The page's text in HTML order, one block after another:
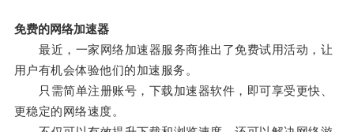
免费的网络加速器
最近，一家网络加速器服务商推出了免费试用活动，让
用户有机会体验他们的加速服务。
只需简单注册账号，下载加速器软件，即可享受更快、
更稳定的网络速度。